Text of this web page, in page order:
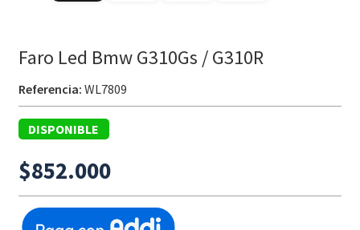
Faro Led Bmw G310Gs / G310R
Referencia: WL7809
DISPONIBLE
$852.000